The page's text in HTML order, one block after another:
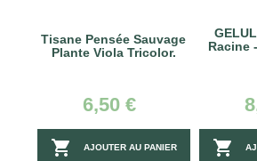
Tisane Pensée Sauvage
Plante Viola Tricolor.
6,50 €
 AJOUTER AU PANIER
Racine
